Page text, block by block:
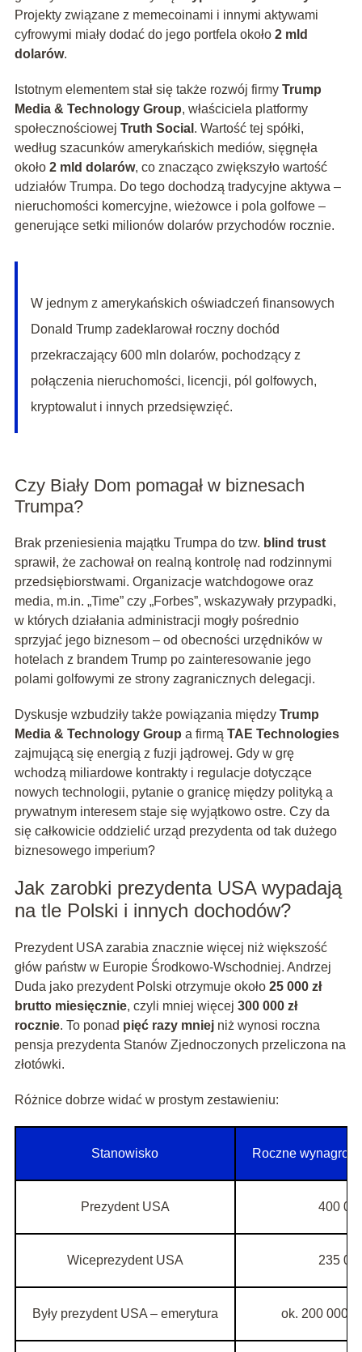
Projekty związane z memecoinami i innymi aktywami
cyfrowymi miały dodać do jego portfela około 2 mld
dolarów.
Istotnym elementem stał się także rozwój firmy Trump
Media & Technology Group, właściciela platformy
społecznościowej Truth Social . Wartość tej spółki,
według szacunków amerykańskich mediów, sięgnęła
około 2 mld dolarów, co znacząco zwiększyło wartość
udziałów Trumpa. Do tego dochodzą tradycyjne aktywa –
nieruchomości komercyjne, wieżowce i pola golfowe –
generujące setki milionów dolarów przychodów rocznie.
W jednym z amerykańskich oświadczeń finansowych
Donald Trump zadeklarował roczny dochód
przekraczający 600 mln dolarów, pochodzący z
połączenia nieruchomości, licencji, pól golfowych,
kryptowalut i innych przedsięwzięć.
Czy Biały Dom pomagał w biznesach
Trumpa?
Brak przeniesienia majątku Trumpa do tzw. blind trust
sprawił, że zachował on realną kontrolę nad rodzinnymi
przedsiębiorstwami. Organizacje watchdogowe oraz
media, m.in. „Time” czy „Forbes”, wskazywały przypadki,
w których działania administracji mogły pośrednio
sprzyjać jego biznesom – od obecności urzędników w
hotelach z brandem Trump po zainteresowanie jego
polami golfowymi ze strony zagranicznych delegacji.
Dyskusje wzbudziły także powiązania między Trump
Media & Technology Group a firmą TAE Technologies
zajmującą się energią z fuzji jądrowej. Gdy w grę
wchodzą miliardowe kontrakty i regulacje dotyczące
nowych technologii, pytanie o granicę między polityką a
prywatnym interesem staje się wyjątkowo ostre. Czy da
się całkowicie oddzielić urząd prezydenta od tak dużego
biznesowego imperium?
Jak zarobki prezydenta USA wypadają
na tle Polski i innych dochodów?
Prezydent USA zarabia znacznie więcej niż większość
głów państw w Europie Środkowo‑Wschodniej. Andrzej
Duda jako prezydent Polski otrzymuje około 25 000 zł
brutto miesięcznie, czyli mniej więcej 300 000 zł
rocznie. To ponad pięć razy mniejniż wynosi roczna
pensja prezydenta Stanów Zjednoczonych przeliczona na
złotówki.
Różnice dobrze widać w prostym zestawieniu:
Stanowisko Roczne
Prezydent USA 400
Wiceprezydent USA 235
Były prezydent USA – emerytura ok. 200